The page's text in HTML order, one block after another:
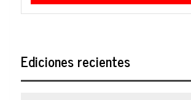
Ediciones recientes